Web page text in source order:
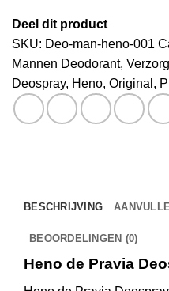
Deel dit product
SKU: Deo-man-heno-001
Mannen Deodorant,
Deospray, Heno, Original ,
BESCHRIJVING
BEOORDELINGEN (0)
Heno de Pravia